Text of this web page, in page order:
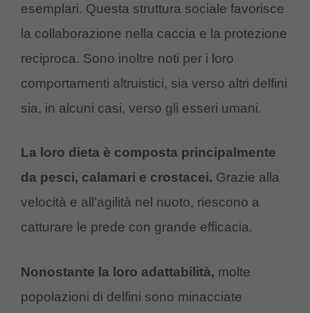
esemplari. Questa struttura sociale favorisce
la collaborazione nella caccia e la protezione
reciproca. Sono inoltre noti per i loro
comportamenti altruistici, sia verso altri delfini
sia, in alcuni casi, verso gli esseri umani.
La loro dieta è composta principalmente
da pesci, calamari e crostacei. Grazie alla
velocità e all’agilità nel nuoto, riescono a
catturare le prede con grande efficacia.
Nonostante la loro adattabilità, molte
popolazioni di delfini sono minacciate